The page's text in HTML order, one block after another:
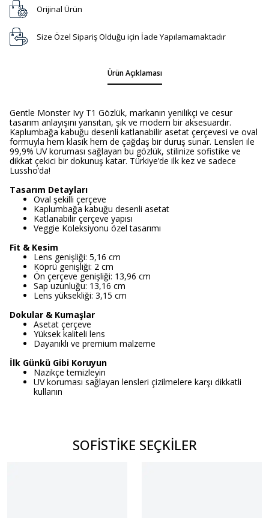
Orijinal Ürün
Size Özel Sipariş Olduğu için İade Yapılamamaktadır
Ürün Açıklaması
Gentle Monster Ivy T1 Gözlük, markanın yenilikçi ve cesur
tasarım anlayışını yansıtan, şık ve modern bir aksesuardır.
Kaplumbağa kabuğu desenli katlanabilir asetat çerçevesi ve oval
formuyla hem klasik hem de çağdaş bir duruş sunar. Lensleri ile
99,9% UV koruması sağlayan bu gözlük, stilinize sofistike ve
dikkat çekici bir dokunuş katar. Türkiye’de ilk kez ve sadece
Lussho’da!
Tasarım Detayları
Oval şekilli çerçeve
Kaplumbağa kabuğu desenli asetat
Katlanabilir çerçeve yapısı
Veggie Koleksiyonu özel tasarımı
Fit & Kesim
Lens genişliği: 5,16 cm
Köprü genişliği: 2 cm
Ön çerçeve genişliği: 13,96 cm
Sap uzunluğu: 13,16 cm
Lens yüksekliği: 3,15 cm
Dokular & Kumaşlar
Asetat çerçeve
Yüksek kaliteli lens
Dayanıklı ve premium malzeme
İlk Günkü Gibi Koruyun
Nazikçe temizleyin
UV koruması sağlayan lensleri çizilmelere karşı dikkatli
kullanın
SOFİSTİKE SEÇKİLER